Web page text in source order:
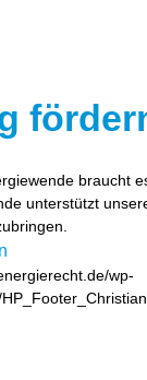
braucht
unterstützt